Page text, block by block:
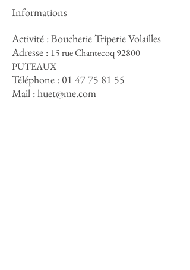
Informations
Activité : Boucherie TriperieVolailles
Adresse : 15 rue Chantecoq 92800
PUTEAUX
Téléphone :01 47 75 81 55
Mail :huet@me.com